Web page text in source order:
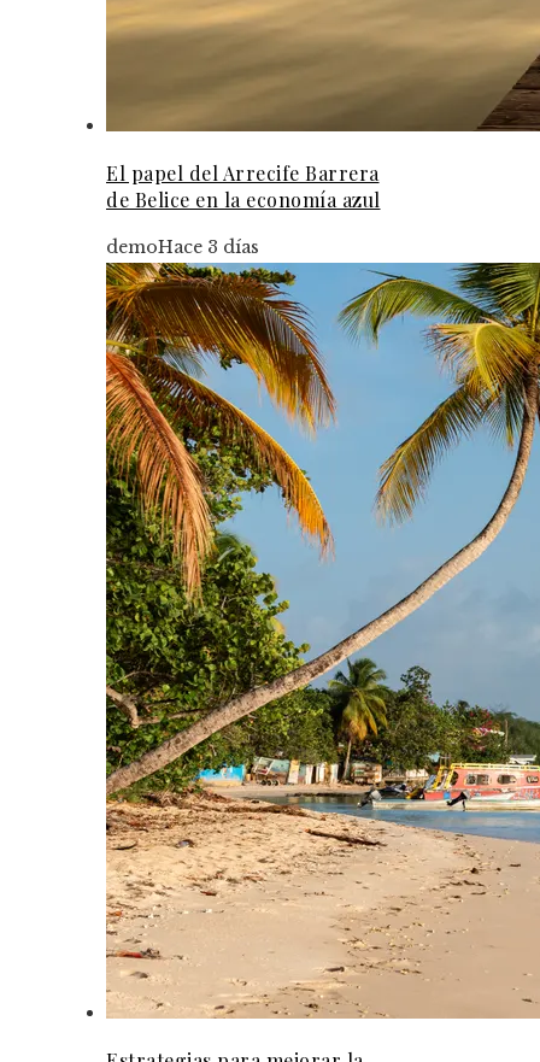
El papel del Arrecife Barrera
de Belice en la economía azul
demoHace 3 días